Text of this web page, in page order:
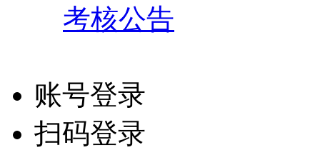
考核公告
账号登录
扫码登录